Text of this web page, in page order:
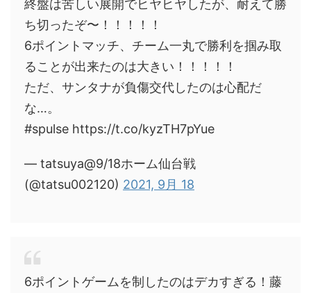
終盤は苦しい展開でヒヤヒヤしたが、耐えて勝
ち切ったぞ〜！！！！！
6ポイントマッチ、チーム一丸で勝利を掴み取
ることが出来たのは大きい！！！！！
ただ、サンタナが負傷交代したのは心配だ
な…。
#spulse https://t.co/kyzTH7pYue
— tatsuya@9/18ホーム仙台戦
(@tatsu002120) 2021, 9月 18
6ポイントゲームを制したのはデカすぎる！藤